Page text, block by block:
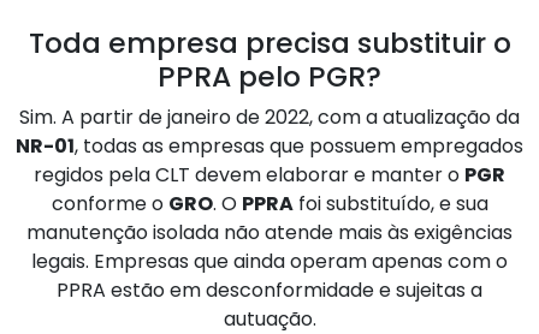
Toda empresa precisa substituir o
PPRA pelo PGR?
Sim. A partir de janeiro de 2022, com a atualização da
NR-01, todas as empresas que possuem empregados
regidos pela CLT devem elaborar e manter o PGR
conforme o GRO. O PPRAfoi substituído, e sua
manutenção isolada não atende mais às exigências
legais. Empresas que ainda operam apenas com o
PPRA estão em desconformidade e sujeitas a
autuação.